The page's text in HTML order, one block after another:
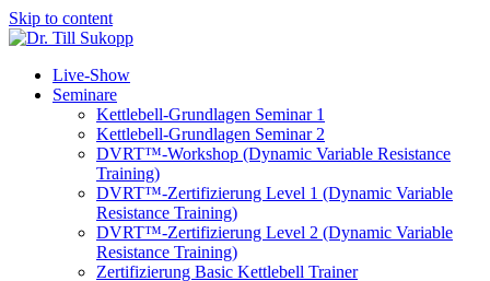
Skip to content
Live-Show
Seminare
Kettlebell-Grundlagen Seminar 1
Kettlebell-Grundlagen Seminar 2
DVRT™-Workshop (Dynamic Variable Resistance
Training)
DVRT™-Zertifizierung Level 1 (Dynamic Variable
Resistance Training)
DVRT™-Zertifizierung Level 2 (Dynamic Variable
Resistance Training)
Zertifizierung Basic Kettlebell Trainer